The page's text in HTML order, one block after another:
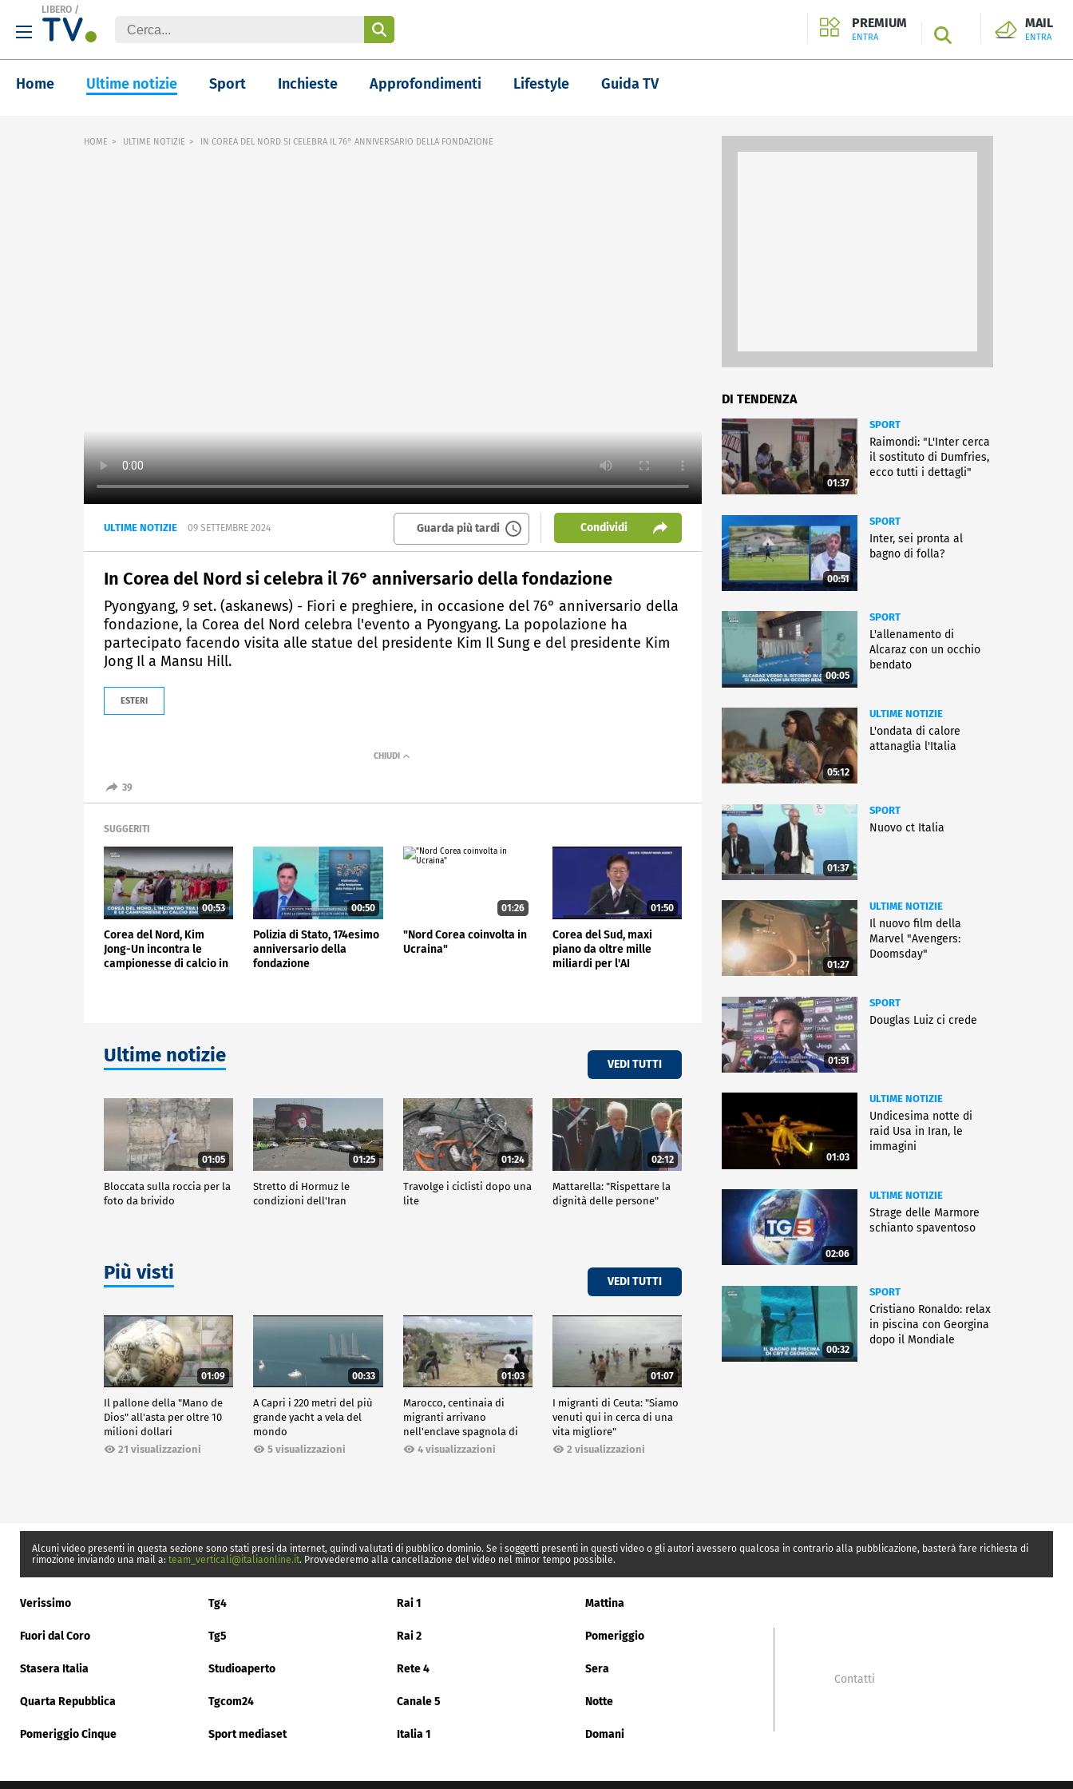
LIBERO /
PREMIUM
ENTRA SEARCH
MAIL
ENTRA
Home Ultime notizie Sport Inchieste Approfondimenti Lifestyle Guida TV
HOME ULTIME NOTIZIE IN COREA DEL NORD SI CELEBRA IL 76° ANNIVERSARIO DELLA FONDAZIONE
ULTIME NOTIZIE 09 SETTEMBRE 2024 Guarda più tardi Condividi
In Corea del Nord si celebra il 76° anniversario della fondazione
Pyongyang, 9 set. (askanews) - Fiori e preghiere, in occasione del 76° anniversario della
fondazione, la Corea del Nord celebra l'evento a Pyongyang. La popolazione ha
partecipato facendo visita alle statue del presidente Kim Il Sung e del presidente Kim
Jong Il a Mansu Hill.
ESTERI
39
SUGGERITI
00:53
Corea del Nord, Kim
Jong-Un incontra le
campionesse di calcio in
00:50
Polizia di Stato, 174esimo
anniversario della
fondazione
01:26
"Nord Corea coinvolta in
Ucraina"
01:50
Corea del Sud, maxi
piano da oltre mille
miliardi per l'AI
Ultime notizie VEDI TUTTI
01:05
Bloccata sulla roccia per la
foto da brivido
01:25
Stretto di Hormuz le
condizioni dell'Iran
01:24
Travolge i ciclisti dopo una
lite
02:12
Mattarella: "Rispettare la
dignità delle persone"
Più visti VEDI TUTTI
01:09
Il pallone della "Mano de
Dios" all'asta per oltre 10
milioni dollari
21 visualizzazioni
00:33
A Capri i 220 metri del più
grande yacht a vela del
mondo
5 visualizzazioni
01:03
Marocco, centinaia di
migranti arrivano
nell'enclave spagnola di
Ceuta4 visualizzazioni
01:07
I migranti di Ceuta: "Siamo
venuti qui in cerca di una
vita migliore"
2 visualizzazioni
DI TENDENZA
01:37
SPORT
Raimondi: "L'Inter cerca
il sostituto di Dumfries,
ecco tutti i dettagli"
00:51
SPORT
Inter, sei pronta al
bagno di folla?
00:05
SPORT
L'allenamento di
Alcaraz con un occhio
bendato
05:12
ULTIME NOTIZIE
L'ondata di calore
attanaglia l'Italia
01:37
SPORT
Nuovo ct Italia
01:27
ULTIME NOTIZIE
Il nuovo film della
Marvel "Avengers:
Doomsday"
01:51
SPORT
Douglas Luiz ci crede
01:03
ULTIME NOTIZIE
Undicesima notte di
raid Usa in Iran, le
immagini
02:06
ULTIME NOTIZIE
Strage delle Marmore
schianto spaventoso
00:32
SPORT
Cristiano Ronaldo: relax
in piscina con Georgina
dopo il Mondiale
Alcuni video presenti in questa sezione sono stati presi da internet, quindi valutati di pubblico dominio. Se i soggetti presenti in questi video o gli autori avessero qualcosa in contrario alla pubblicazione, basterà fare richiesta di
rimozione inviando una mail a: team_verticali@italiaonline.it. Provvederemo alla cancellazione del video nel minor tempo possibile.
Verissimo Tg4 Rai 1 Mattina
Fuori dal Coro Tg5 Rai 2 Pomeriggio
Stasera Italia Studioaperto Rete 4 Sera
Quarta Repubblica Tgcom24 Canale 5 Notte
Pomeriggio Cinque Sport mediaset Italia 1 Domani
Contatti